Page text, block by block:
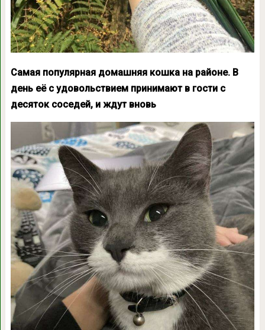
Самая популярная домашняя кошка на районе. В
день её с удовольствием принимают в гости с
десяток соседей, и ждут вновь